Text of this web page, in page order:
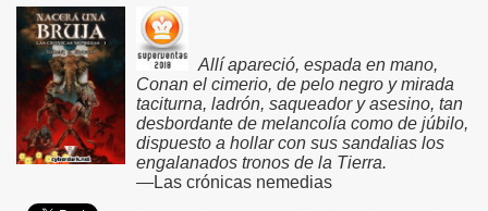
Allí apareció, espada en mano,
Conan el cimerio, de pelo negro y mirada
taciturna, ladrón, saqueador y asesino, tan
desbordante de melancolía como de júbilo,
dispuesto a hollar con sus sandalias los
engalanados tronos de la Tierra.
—Las crónicas nemedias